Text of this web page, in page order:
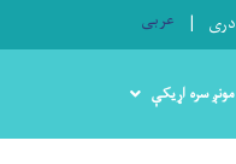
دری عربی
مونږ سره اړیکې